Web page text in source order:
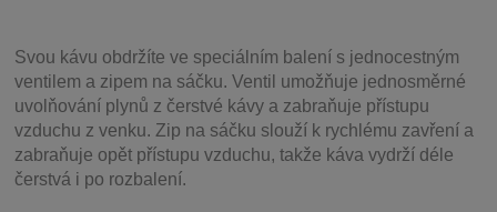
Svou kávu obdržíte ve speciálním balení s jednocestným
ventilem a zipem na sáčku. Ventil umožňuje jednosměrné
uvolňování plynů z čerstvé kávy a zabraňuje přístupu
vzduchu z venku. Zip na sáčku slouží k rychlému zavření a
zabraňuje opět přístupu vzduchu, takže káva vydrží déle
čerstvá i po rozbalení.